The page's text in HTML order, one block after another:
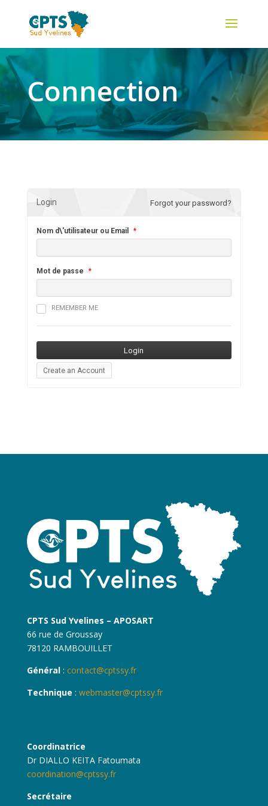
Connection
Login Forgot your password?
Nom d\'utilisateur ou Email *
Mot de passe *
REMEMBER ME
Create an Account
CPTS Sud Yvelines – APOSART
66 rue de Groussay
78120 RAMBOUILLET
Général: contact@cptssy.fr
Technique : webmaster@cptssy.fr
Coordinatrice
Dr DIALLO KEITA Fatoumata
coordination@cptssy.fr
Secrétaire